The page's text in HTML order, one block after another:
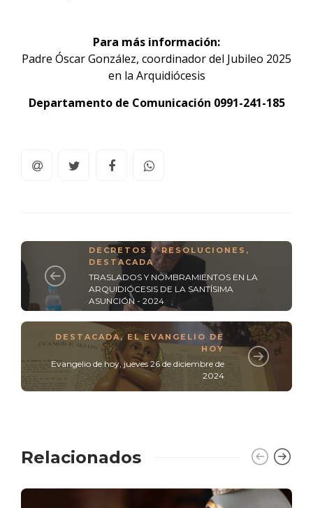
Para más información:
Padre Óscar González, coordinador del Jubileo 2025
en la Arquidiócesis
Departamento de Comunicación 0991-241-185
DECRETOS Y RESOLUCIONES ,
DESTACADA
TRASLADOS Y NOMBRAMIENTOS EN LA
ARQUIDIÓCESIS DE LA SANTÍSIMA
ASUNCIÓN - 2024
DESTACADA, EL EVANGELIO DE
HOY
Evangelio de hoy, jueves 26 de diciembre de
2024
Relacionados